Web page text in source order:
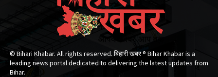
© Bihari Khabar. All rights reserved. बिहारी खबर ®​ Bihar Khabar is a
leading news portal dedicated to delivering the latest updates from
Bihar.